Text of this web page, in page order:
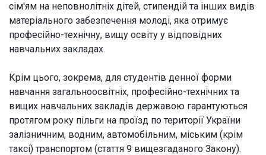
сім'ям на неповнолітніх дітей, стипендій та інших видів
матеріального забезпечення молоді, яка отримує
професійно-технічну, вищу освіту у відповідних
навчальних закладах.
Крім цього, зокрема, для студентів денної форми
навчання загальноосвітніх, професійно-технічних та
вищих навчальних закладів державою гарантуються
протягом року пільги на проїзд по території України
залізничним, водним, автомобільним, міським (крім
таксі) транспортом (стаття 9 вищезгаданого Закону).